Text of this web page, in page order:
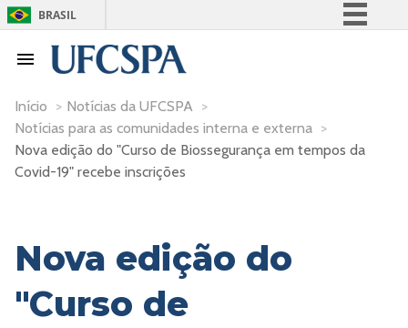
BRASIL
Acesso à informação
Legislação
Início > Notícias da UFCSPA >
Notícias para as comunidades interna e externa >
Nova edição do "Curso de Biossegurança em tempos da
Covid-19" recebe inscrições
Nova edição do
"Curso de